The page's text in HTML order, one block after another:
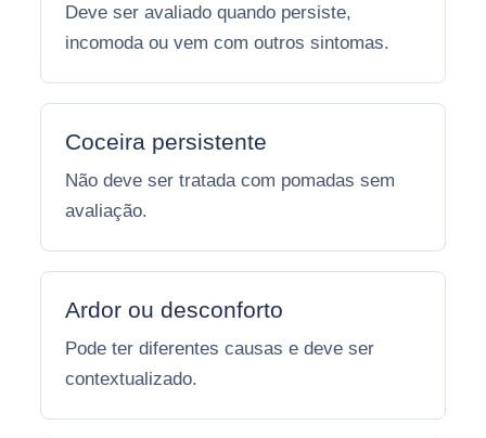
Deve ser avaliado quando persiste,
incomoda ou vem com outros sintomas.
Coceira persistente
Não deve ser tratada com pomadas sem
avaliação.
Ardor ou desconforto
Pode ter diferentes causas e deve ser
contextualizado.